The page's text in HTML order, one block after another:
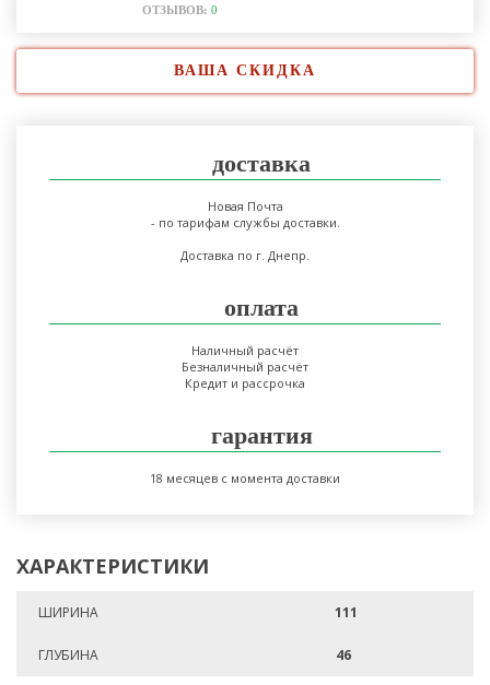
ОТЗЫВОВ: 0
ВАША СКИДКА
доставка
Новая Почта
- по тарифам службы доставки.
Доставка по г. Днепр.
оплата
Наличный расчёт
Безналичный расчёт
Кредит и рассрочка
гарантия
18 месяцев с момента доставки
ХАРАКТЕРИСТИКИ
ШИРИНА 111
ГЛУБИНА 46